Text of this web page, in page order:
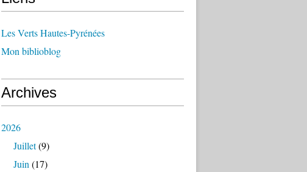
Les Verts Hautes-Pyrénées
Mon biblioblog
Archives
2026
Juillet(9)
Juin (17)